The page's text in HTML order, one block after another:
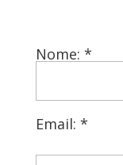
Nome: *
Email: *